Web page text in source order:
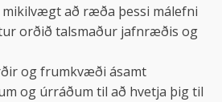
mikilvægt að ræða þessi málefni
orðið talsmaður jafnræðis og
og frumkvæði ásamt
og úrráðum til að hvetja þig til